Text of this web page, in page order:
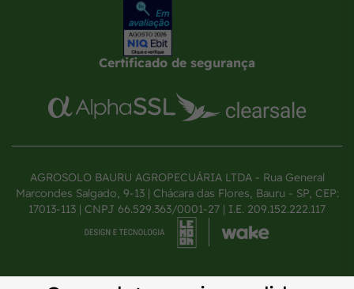
Certificado de segurança
AGROSOLO BAURU AGROPECUÁRIA LTDA - Rua General
Marcondes Salgado, 9-13 | Chácara das Flores, Bauru - SP, CEP:
17013-113 | CNPJ 66.529.363/0001-27 | I.E. 209.152.222.117